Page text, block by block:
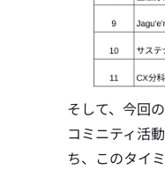
そして、今回
コミニティ活
ち、このタイ